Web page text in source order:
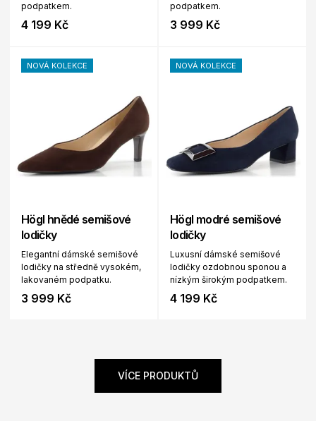
podpatkem.
4 199 Kč
podpatkem.
3 999 Kč
NOVÁ KOLEKCE
Högl hnědé semišové
lodičky
Elegantní dámské semišové
lodičky na středně vysokém,
lakovaném podpatku.
3 999 Kč
NOVÁ KOLEKCE
Högl modré semišové
lodičky
Luxusní dámské semišové
lodičky ozdobnou sponou a
nízkým širokým podpatkem.
4 199 Kč
VÍCE PRODUKTŮ